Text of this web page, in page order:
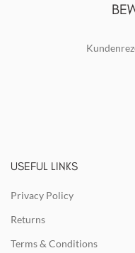
USEFUL LINKS
Privacy Policy
Returns
Terms & Conditions